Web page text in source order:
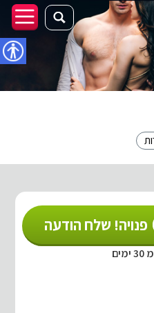
פנויה! שלח הודעה